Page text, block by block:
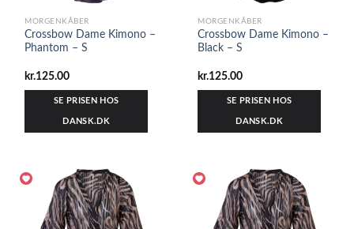
MORGENKÅBER
Crossbow Dame Kimono –
Phantom – S
kr.125.00
SE PRISEN HOS
DANSK.DK
MORGENKÅBER
Crossbow Dame Kimono –
Black – S
kr.125.00
SE PRISEN HOS
DANSK.DK